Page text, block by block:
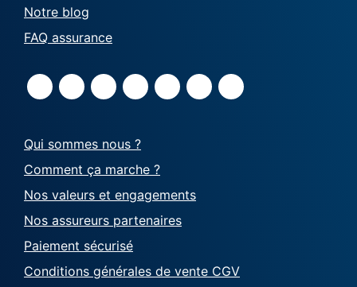
Notre blog
FAQ assurance
Qui sommes nous ?
Comment ça marche ?
Nos valeurs et engagements
Nos assureurs partenaires
Paiement sécurisé
Conditions générales de vente CGV